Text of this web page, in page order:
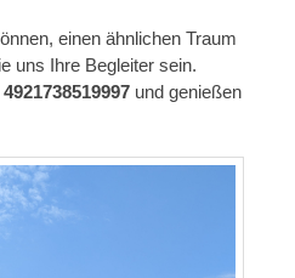
einen ähnlichen Traum
uns Ihre Begleiter sein.
4921738519997 und genießen